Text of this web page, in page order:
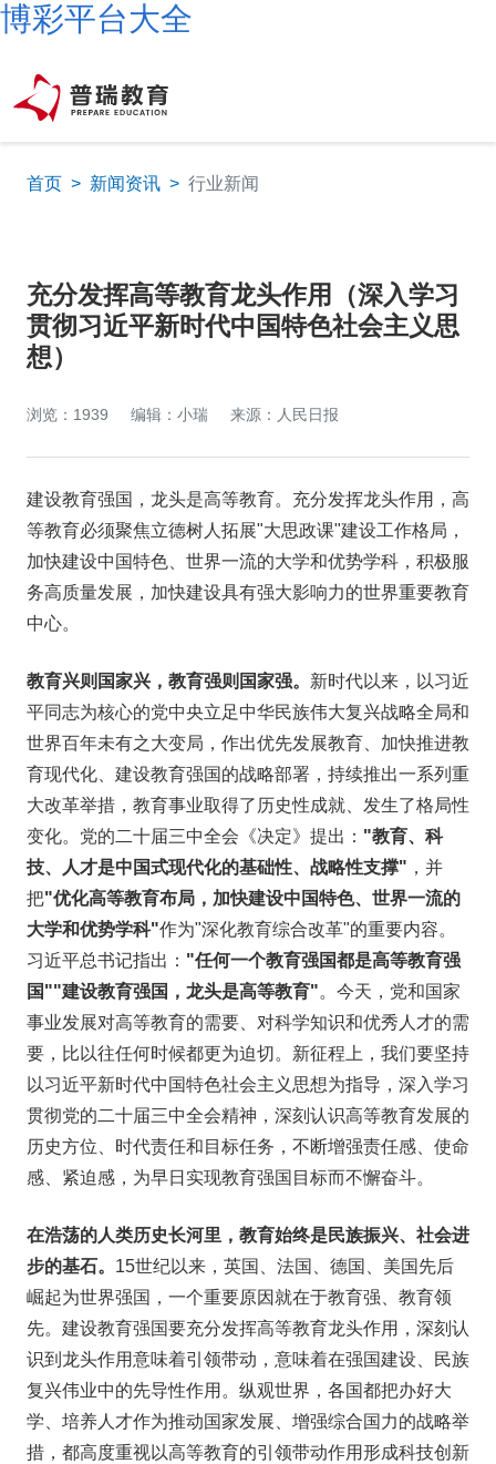
博彩平台大全
首页 > 新闻资讯 > 行业新闻
充分发挥高等教育龙头作用（深入学习
贯彻习近平新时代中国特色社会主义思
想）
浏览：1939 编辑：小瑞 来源：人民日报
建设教育强国，龙头是高等教育。充分发挥龙头作用，高
等教育必须聚焦立德树人拓展"大思政课"建设工作格局，
加快建设中国特色、世界一流的大学和优势学科，积极服
务高质量发展，加快建设具有强大影响力的世界重要教育
中心。
教育兴则国家兴，教育强则国家强。 新时代以来，以习近
平同志为核心的党中央立足中华民族伟大复兴战略全局和
世界百年未有之大变局，作出优先发展教育、加快推进教
育现代化、建设教育强国的战略部署，持续推出一系列重
大改革举措，教育事业取得了历史性成就、发生了格局性
变化。党的二十届三中全会《决定》提出： "教育、科
技、人才是中国式现代化的基础性、战略性支撑" ，并
把"优化高等教育布局，加快建设中国特色、世界一流的
大学和优势学科"作为"深化教育综合改革"的重要内容。
习近平总书记指出： "任何一个教育强国都是高等教育强
国""建设教育强国，龙头是高等教育"。今天，党和国家
事业发展对高等教育的需要、对科学知识和优秀人才的需
要，比以往任何时候都更为迫切。新征程上，我们要坚持
以习近平新时代中国特色社会主义思想为指导，深入学习
贯彻党的二十届三中全会精神，深刻认识高等教育发展的
历史方位、时代责任和目标任务，不断增强责任感、使命
感、紧迫感，为早日实现教育强国目标而不懈奋斗。
在浩荡的人类历史长河里，教育始终是民族振兴、社会进
步的基石。 15世纪以来，英国、法国、德国、美国先后
崛起为世界强国，一个重要原因就在于教育强、教育领
先。建设教育强国要充分发挥高等教育龙头作用，深刻认
识到龙头作用意味着引领带动，意味着在强国建设、民族
复兴伟业中的先导性作用。纵观世界，各国都把办好大
学、培养人才作为推动国家发展、增强综合国力的战略举
措，都高度重视以高等教育的引领带动作用形成科技创新